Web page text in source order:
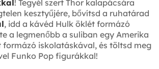
! Tegyél szert Thor kalapácsára
kesztyűjére, bővítsd a ruhatárad
, idd a kávéd Hulk öklét formázó
a legmenőbb a suliban egy Amerika
iskolatáskával, és töltsd meg
Funko Pop figurákkal!